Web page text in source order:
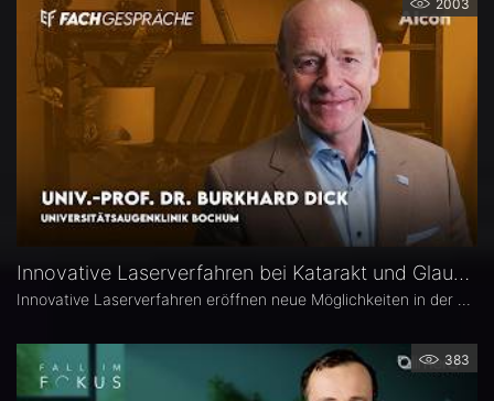
2003
Innovative Laserverfahren bei Katarakt und Glaukom – Univ.-Prof. Dr. Burkhard Dick
383